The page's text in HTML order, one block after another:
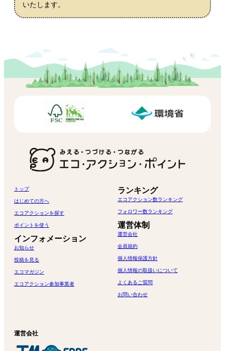
いたします。
トップ
はじめての方へ
エコアクションを探す
ポイントを使う
インフォメーション
お知らせ
投稿を見る
エコマガジン
エコアクション参加事業者
ランキング
エコアクション数ランキング
フォロワー数ランキング
運営体制
運営会社
会員規約
個人情報保護方針
個人情報の取扱いについて
よくあるご質問
お問い合わせ
運営会社